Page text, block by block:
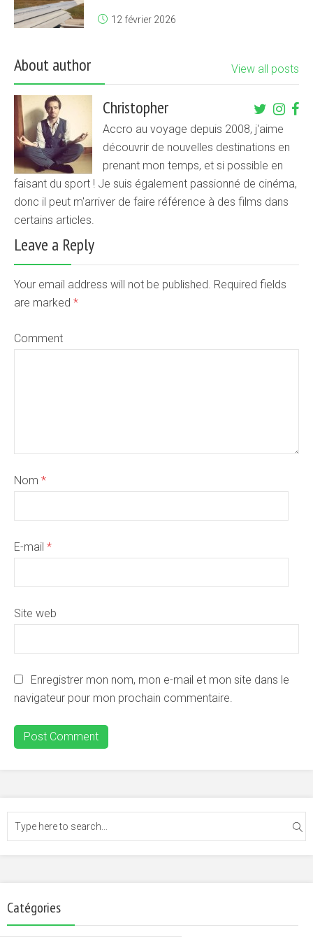
12 février 2026
About author View all posts
Christopher
Accro au voyage depuis 2008, j'aime
découvrir de nouvelles destinations en
prenant mon temps, et si possible en
faisant du sport ! Je suis également passionné de cinéma,
donc il peut m'arriver de faire référence à des films dans
certains articles.
Leave a Reply
Your email address will not be published. Required fields
are marked *
Comment
Nom *
E-mail *
Site web
Enregistrer mon nom, mon e-mail et mon site dans le
navigateur pour mon prochain commentaire.
Catégories